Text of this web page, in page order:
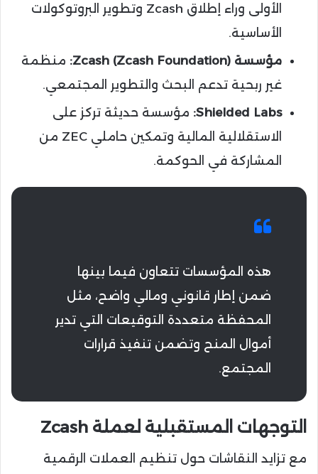
الأولى وراء إطلاق Zcash وتطوير البروتوكولات
الأساسية.
مؤسسة Zcash (Zcash Foundation):
منظمة
غير ربحية تدعم البحث والتطوير المجتمعي.
Shielded Labs: مؤسسة حديثة تركز على
الاستقلالية المالية وتمكين حاملي ZEC من
المشاركة في الحوكمة.
هذه المؤسسات تتعاون فيما بينها
ضمن إطار قانوني ومالي واضح، مثل
المحفظة متعددة التوقيعات التي تدير
أموال المنح وتضمن تنفيذ قرارات
المجتمع.
التوجهات المستقبلية لعملة Zcash
مع تزايد النقاشات حول تنظيم العملات الرقمية